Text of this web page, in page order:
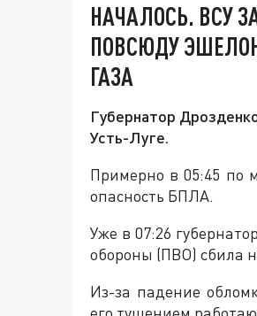
НАЧАЛОСЬ. ВСУ
ПОВСЮДУ
ГАЗА
Губернатор
Усть-Луге.
Примерно в 05:45 по
опасность БПЛА.
Уже в 07:26
обороны (ПВО) сбила
Из-за падение